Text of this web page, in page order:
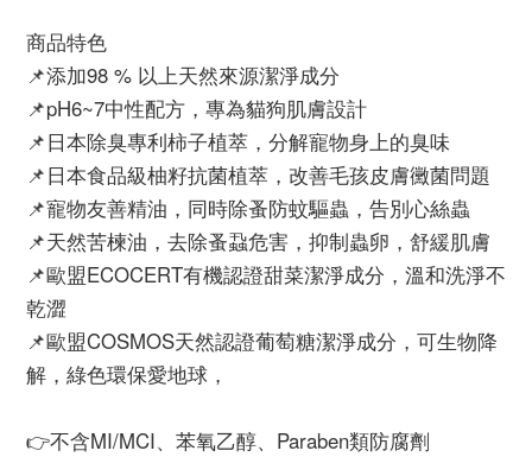
商品特色
📌添加98 % 以上天然來源潔淨成分
📌pH6~7中性配方，專為貓狗肌膚設計
📌日本除臭專利柿子植萃，分解寵物身上的臭味
📌日本食品級柚籽抗菌植萃，改善毛孩皮膚黴菌問題
📌寵物友善精油，同時除蚤防蚊驅蟲，告別心絲蟲
📌天然苦楝油，去除蚤蝨危害，抑制蟲卵，舒緩肌膚
📌歐盟ECOCERT有機認證甜菜潔淨成分，溫和洗淨不
乾澀
📌歐盟COSMOS天然認證葡萄糖潔淨成分，可生物降
解，綠色環保愛地球，
👉不含MI/MCI、苯氧乙醇、Paraben類防腐劑